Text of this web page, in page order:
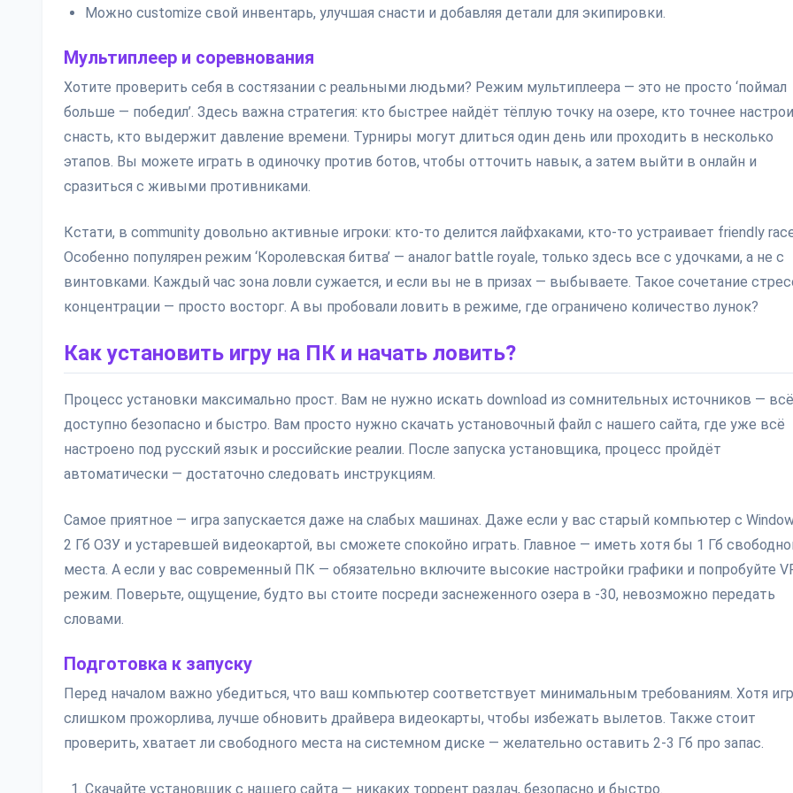
Можно customize свой инвентарь, улучшая снасти и добавляя детали для экипировки.
Мультиплеер и соревнования
Хотите проверить себя в состязании с реальными людьми? Режим мультиплеера — это не просто ‘поймал
больше — победил’. Здесь важна стратегия: кто быстрее найдёт тёплую точку на озере, кто точнее
снасть, кто выдержит давление времени. Турниры могут длиться один день или проходить в несколько
этапов. Вы можете играть в одиночку против ботов, чтобы отточить навык, а затем выйти в онлайн и
сразиться с живыми противниками.
Кстати, в community довольно активные игроки: кто-то делится лайфхаками, кто-то устраивает friendly
Особенно популярен режим ‘Королевская битва’ — аналог battle royale, только здесь все с удочками, а не с
винтовками. Каждый час зона ловли сужается, и если вы не в призах — выбываете. Такое сочетание
концентрации — просто восторг. А вы пробовали ловить в режиме, где ограничено количество лунок?
Как установить игру на ПК и начать ловить?
Процесс установки максимально прост. Вам не нужно искать download из сомнительных источников — всё
доступно безопасно и быстро. Вам просто нужно скачать установочный файл с нашего сайта, где уже всё
настроено под русский язык и российские реалии. После запуска установщика, процесс пройдёт
автоматически — достаточно следовать инструкциям.
Самое приятное — игра запускается даже на слабых машинах. Даже если у вас старый компьютер с
2 Гб ОЗУ и устаревшей видеокартой, вы сможете спокойно играть. Главное — иметь хотя бы 1 Гб
места. А если у вас современный ПК — обязательно включите высокие настройки графики и попробуйте
режим. Поверьте, ощущение, будто вы стоите посреди заснеженного озера в -30, невозможно передать
словами.
Подготовка к запуску
Перед началом важно убедиться, что ваш компьютер соответствует минимальным требованиям. Хотя
слишком прожорлива, лучше обновить драйвера видеокарты, чтобы избежать вылетов. Также стоит
проверить, хватает ли свободного места на системном диске — желательно оставить 2-3 Гб про запас.
Скачайте установщик с нашего сайта — никаких торрент раздач, безопасно и быстро.